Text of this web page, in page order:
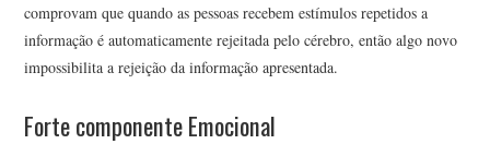
comprovam que quando as pessoas recebem estímulos repetidos a
informação é automaticamente rejeitada pelo cérebro, então algo novo
impossibilita a rejeição da informação apresentada.
Forte componente Emocional